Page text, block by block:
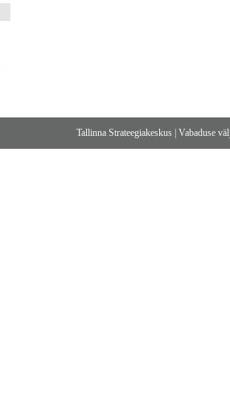
Tallinna Strateegiakeskus |Vabaduse